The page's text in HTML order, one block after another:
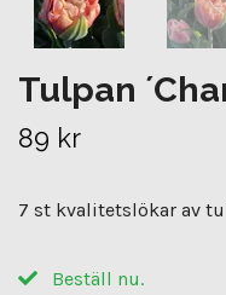
Tulpan
89 kr
7 st kvalitetslökar av
Beställ nu.